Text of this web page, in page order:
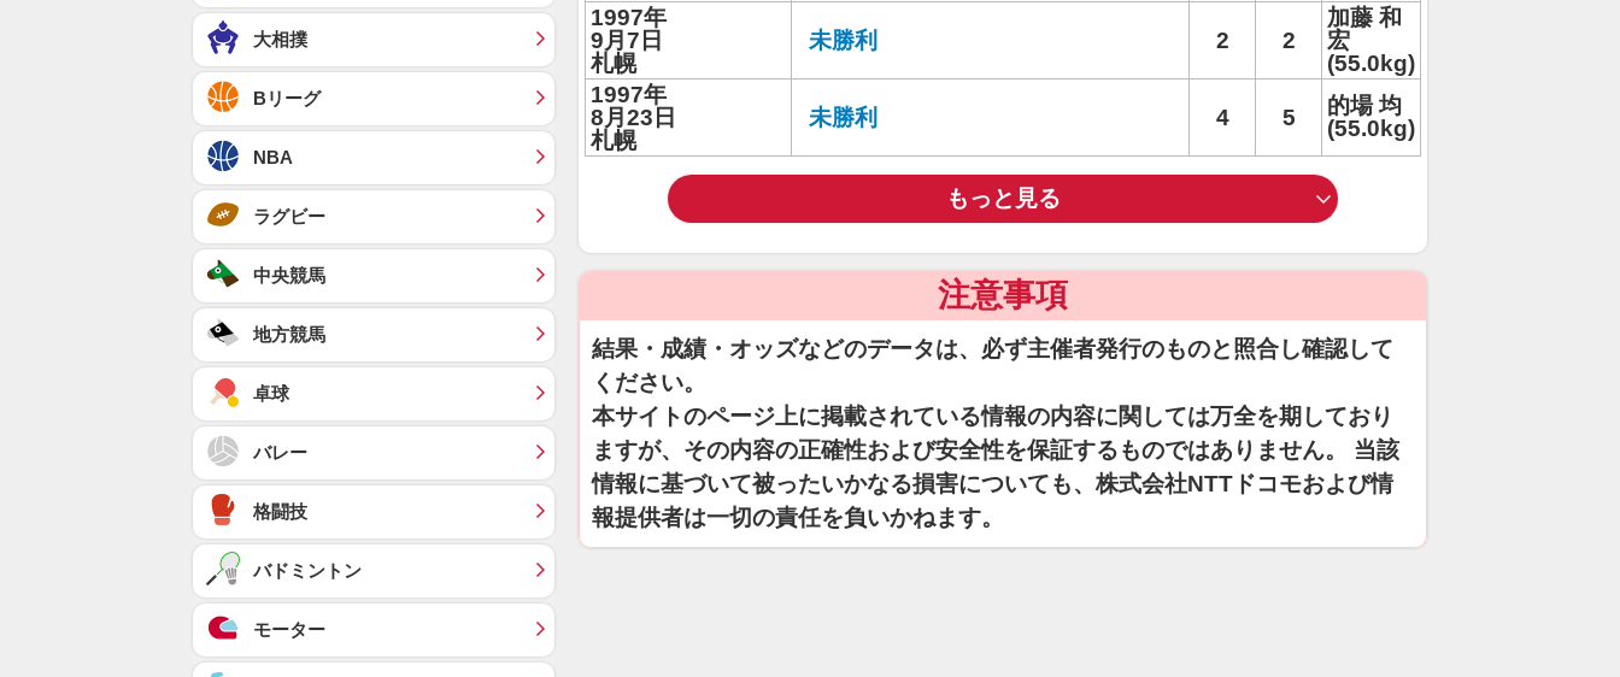
1997年
9月7日
札幌
未勝利 2 2
加藤 和
宏
(55.0kg)
1997年
8月23日
札幌
未勝利 4 5
的場 均
(55.0kg)
もっと見る
注意事項
結果・成績・オッズなどのデータは、必ず主催者発行のものと照合し確認して
ください。
本サイトのページ上に掲載されている情報の内容に関しては万全を期しており
ますが、その内容の正確性および安全性を保証するものではありません。 当該
情報に基づいて被ったいかなる損害についても、株式会社NTTドコモおよび情
報提供者は一切の責任を負いかねます。
大相撲
Bリーグ
NBA
ラグビー
中央競馬
地方競馬
卓球
バレー
格闘技
バドミントン
モーター